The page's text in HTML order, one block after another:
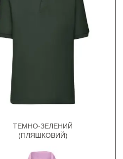
ТЕМНО-ЗЕЛЕНИЙ
(ПЛЯШКОВИЙ)